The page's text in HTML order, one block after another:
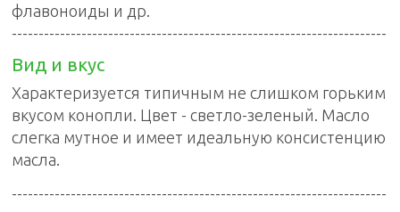
флавоноиды и др.
----------------------------------------------------------------------
Вид и вкус
Характеризуется типичным не слишком горьким
вкусом конопли. Цвет - светло-зеленый. Масло
слегка мутное и имеет идеальную консистенцию
масла.
----------------------------------------------------------------------